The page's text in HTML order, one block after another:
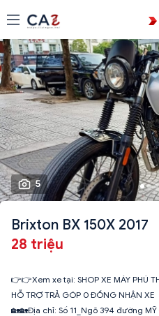
5
Brixton BX 150X 2017
28 triệu
👉👉Xem xe tại: SHOP XE MÁY PHÚ
HỖ TRỢ TRẢ GÓP 0 ĐỒNG NHẬN XE
🏡🏡Địa chỉ: Số 11_Ngõ 394 đường